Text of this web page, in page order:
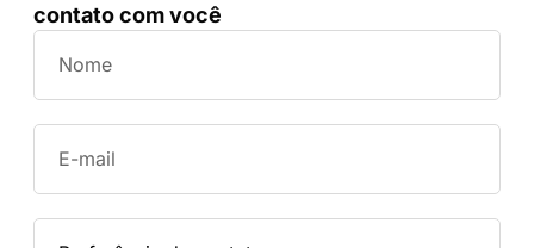
contato com você